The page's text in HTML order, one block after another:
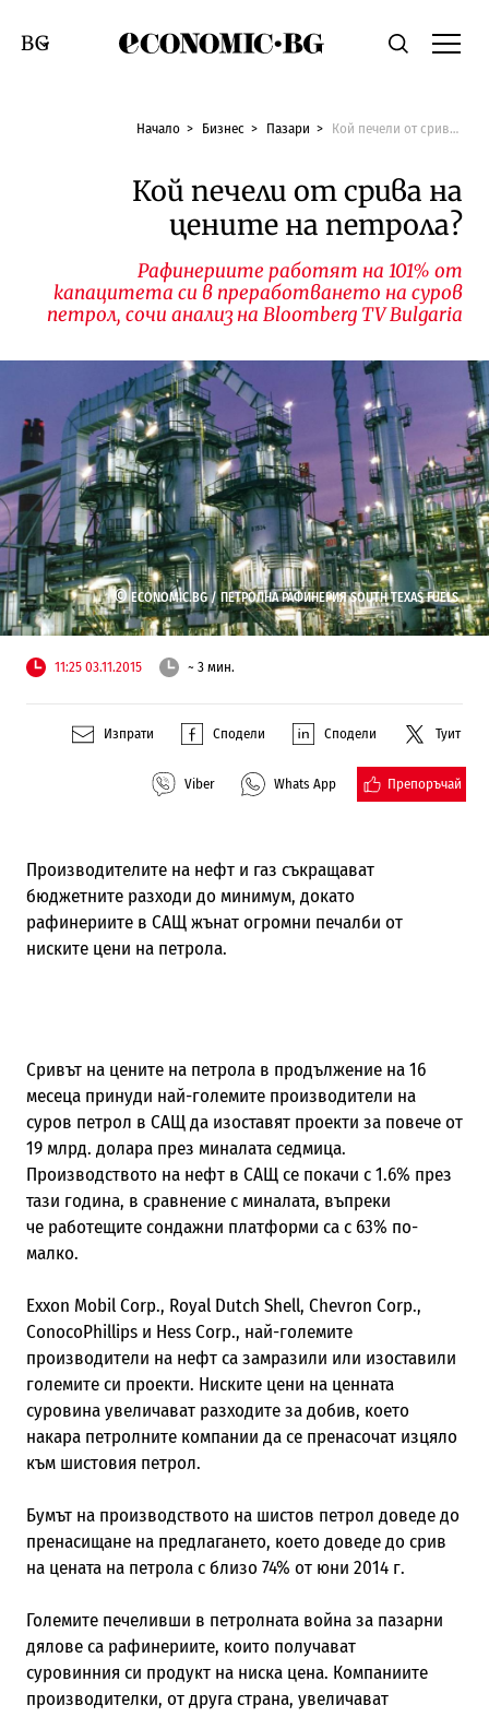
Economic.bgТърсене
Смяна на език
Начало Бизнес Пазари Кой печели от срива на цените на петрола?
Кой печели от срива на
цените на петрола?
Рафинериите работят на 101% от
капацитета си в преработването на суров
петрол, сочи анализ на Bloomberg TV Bulgaria
©ECONOMIC.BG /ПЕТРОЛНА РАФИНЕРИЯ SOUTH TEXAS FUELS
11:25 03.11.2015 ~ 3 мин.
Изпрати Сподели Сподели Туит
Viber Whats App Препоръчай
Производителите на нефт и газ съкращават
бюджетните разходи до минимум, докато
рафинериите в САЩ жънат огромни печалби от
ниските цени на петрола.
Сривът на цените на петрола в продължение на 16
месеца принуди най-големите производители на
суров петрол в САЩ да изоставят проекти за повече от
19 млрд. долара през миналата седмица.
Производството на нефт в САЩ се покачи с 1.6% през
тази година, в сравнение с миналата, въпреки
че работещите сондажни платформи са с 63% по-
малко.
Exxon Mobil Corp., Royal Dutch Shell, Chevron Corp.,
ConocoPhillips и Hess Corp., най-големите
производители на нефт са замразили или изоставили
големите си проекти. Ниските цени на ценната
суровина увеличават разходите за добив, което
накара петролните компании да се пренасочат изцяло
към шистовия петрол.
Бумът на производството на шистов петрол доведе до
пренасищане на предлагането, което доведе до срив
на цената на петрола с близо 74% от юни 2014 г.
Големите печеливши в петролната война за пазарни
дялове са рафинериите, които получават
суровинния си продукт на ниска цена. Компаниите
производителки, от друга страна, увеличават